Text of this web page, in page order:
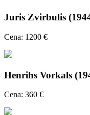
Juris Zvirbulis
Cena: 1200 €
Henrihs Vorkals
Cena: 360 €